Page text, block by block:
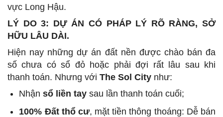
vực Long Hậu.
LÝ DO 3: DỰ ÁN CÓ PHÁP LÝ RÕ RÀNG, SỞ
HỮU LÂU DÀI.
Hiện nay những dự án đất nền được chào bán đa
số chưa có sổ đỏ hoặc phải đợi rất lâu sau khi
thanh toán. Nhưng với The Sol City như:
Nhậnsổ liền tay sau lần thanh toán cuối;
100% Đất thổ cư, mặt tiền thông thoáng: Dễ bán